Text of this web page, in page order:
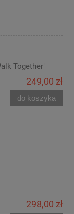
Together"
249,00 zł
do koszyka
298,00 zł